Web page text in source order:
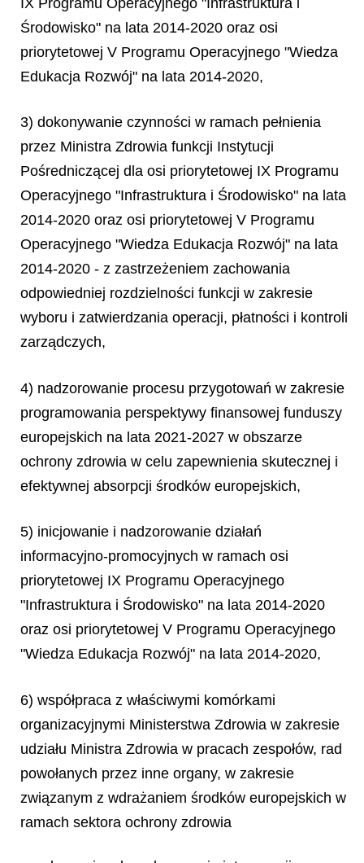
Środowisko" na lata 2014-2020 oraz osi
priorytetowej V Programu Operacyjnego "Wiedza
Edukacja Rozwój" na lata 2014-2020,
3) dokonywanie czynności w ramach pełnienia
przez Ministra Zdrowia funkcji Instytucji
Pośredniczącej dla osi priorytetowej IX Programu
Operacyjnego "Infrastruktura i Środowisko" na lata
2014-2020 oraz osi priorytetowej V Programu
Operacyjnego "Wiedza Edukacja Rozwój" na lata
2014-2020 - z zastrzeżeniem zachowania
odpowiedniej rozdzielności funkcji w zakresie
wyboru i zatwierdzania operacji, płatności i kontroli
zarządczych,
4) nadzorowanie procesu przygotowań w zakresie
programowania perspektywy finansowej funduszy
europejskich na lata 2021-2027 w obszarze
ochrony zdrowia w celu zapewnienia skutecznej i
efektywnej absorpcji środków europejskich,
5) inicjowanie i nadzorowanie działań
informacyjno-promocyjnych w ramach osi
priorytetowej IX Programu Operacyjnego
"Infrastruktura i Środowisko" na lata 2014-2020
oraz osi priorytetowej V Programu Operacyjnego
"Wiedza Edukacja Rozwój" na lata 2014-2020,
6) współpraca z właściwymi komórkami
organizacyjnymi Ministerstwa Zdrowia w zakresie
udziału Ministra Zdrowia w pracach zespołów, rad
powołanych przez inne organy, w zakresie
związanym z wdrażaniem środków europejskich w
ramach sektora ochrony zdrowia